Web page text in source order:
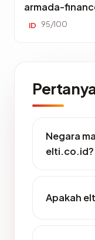
armada-
ID 95/100
Negara
elti.co.id?
Apakah